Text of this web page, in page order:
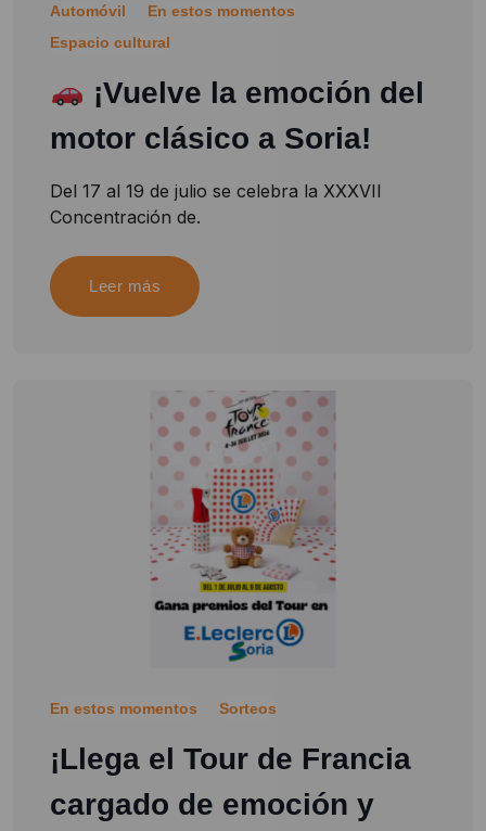
Automóvil
En estos momentos
Espacio cultural
¡Vuelve la emoción del
motor clásico a Soria!
Del 17 al 19 de julio se celebra la XXXVII
Concentración de.
Leer más
En estos momentos Sorteos
¡Llega el Tour de Francia
cargado de emoción y